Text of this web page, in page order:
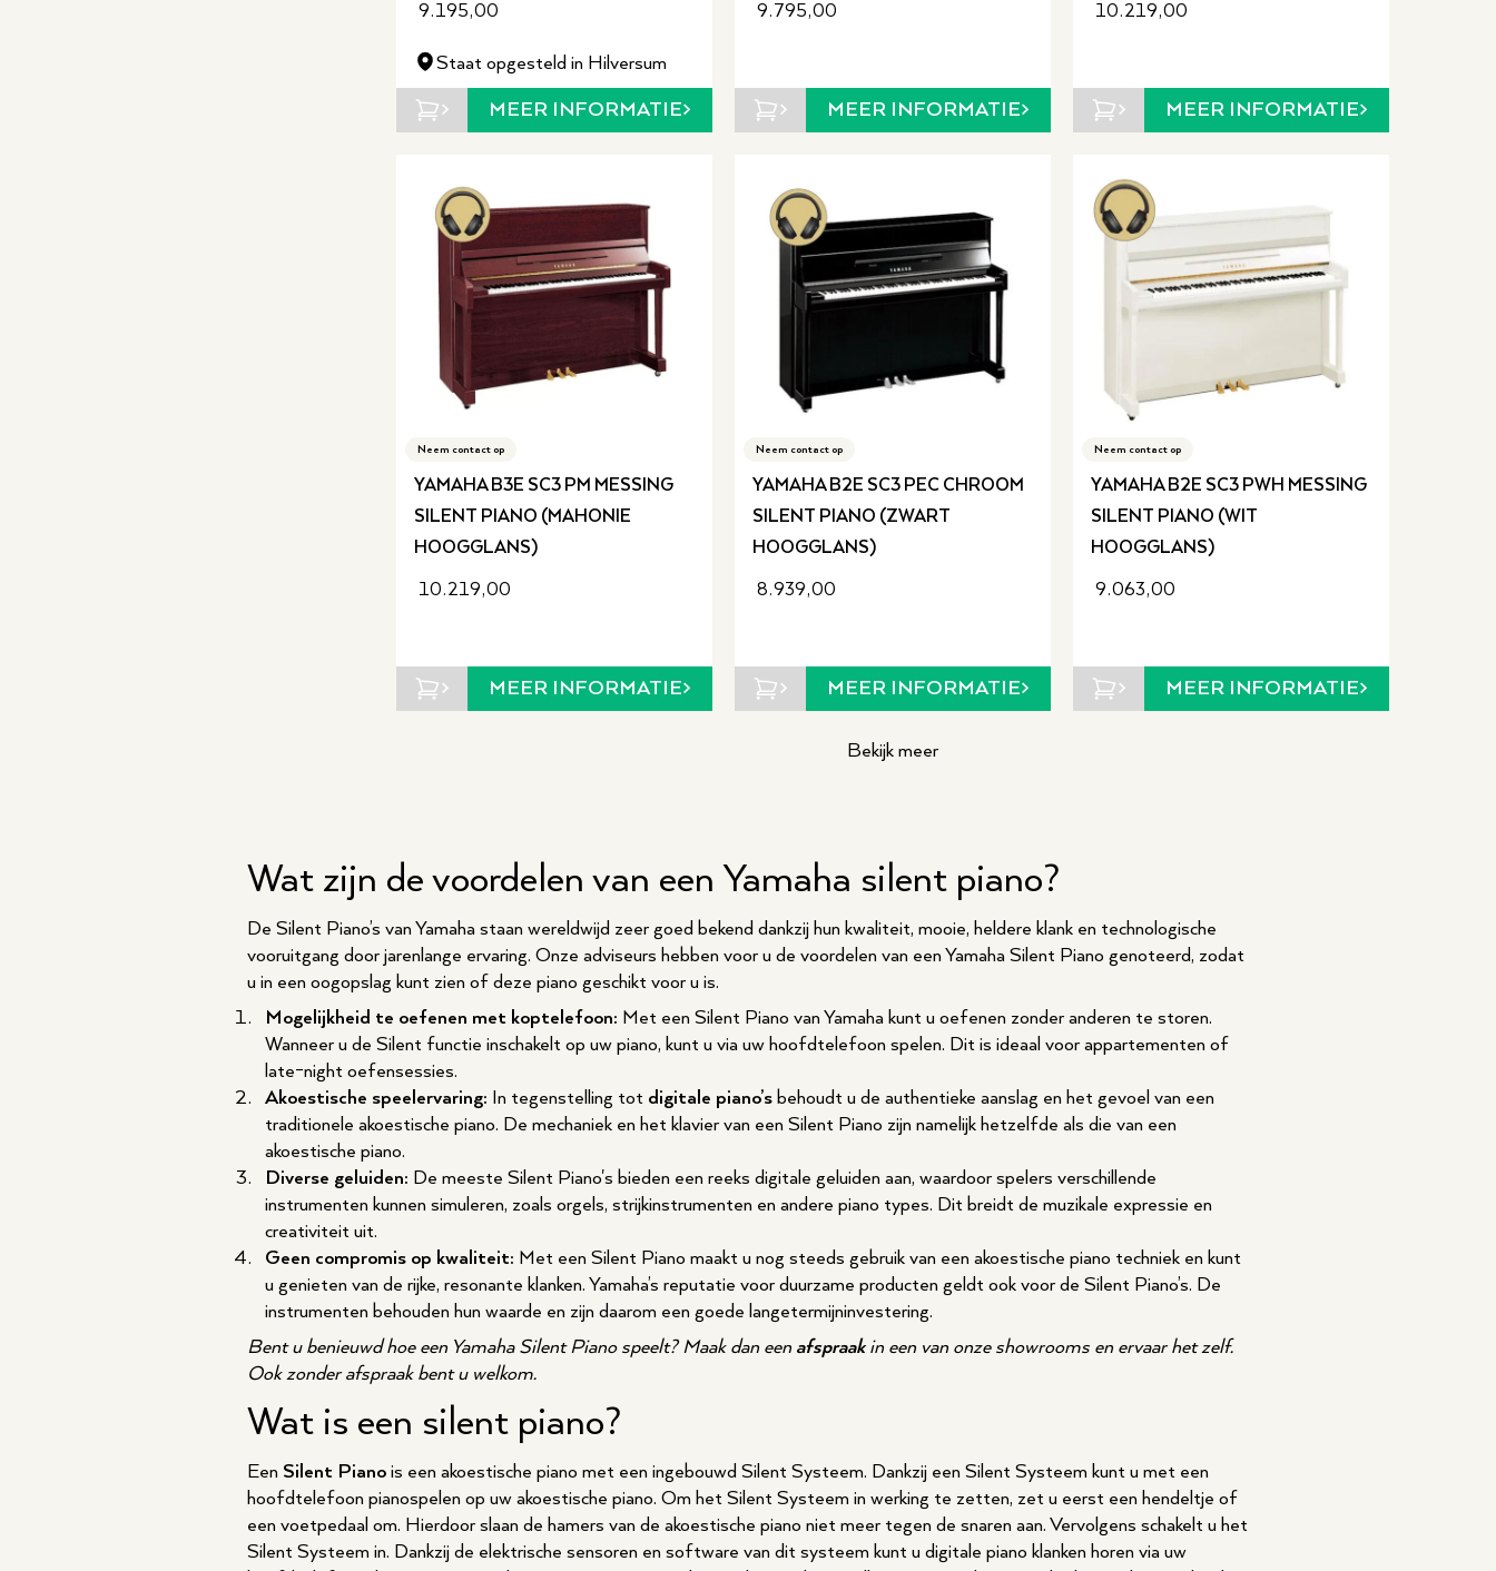
9.195,00
Staat opgesteld in Hilversum
MEER INFORMATIE
9.795,00
MEER INFORMATIE
10.219,00
MEER INFORMATIE
Neem contact op
YAMAHA B3E SC3 PM MESSING
SILENT PIANO (MAHONIE
HOOGGLANS)
10.219,00
MEER INFORMATIE
Neem contact op
YAMAHA B2E SC3 PEC CHROOM
SILENT PIANO (ZWART
HOOGGLANS)
8.939,00
MEER INFORMATIE
Neem contact op
YAMAHA B2E SC3 PWH MESSING
SILENT PIANO (WIT
HOOGGLANS)
9.063,00
MEER INFORMATIE
Bekijk meer
Wat zijn de voordelen van een Yamaha silent piano?
De Silent Piano’s van Yamaha staan wereldwijd zeer goed bekend dankzij hun kwaliteit, mooie, heldere klank en technologische
vooruitgang door jarenlange ervaring. Onze adviseurs hebben voor u de voordelen van een Yamaha Silent Piano genoteerd, zodat
u in een oogopslag kunt zien of deze piano geschikt voor u is.
Mogelijkheid te oefenen met koptelefoon: Met een Silent Piano van Yamaha kunt u oefenen zonder anderen te storen.
Wanneer u de Silent functie inschakelt op uw piano, kunt u via uw hoofdtelefoon spelen. Dit is ideaal voor appartementen of
late-night oefensessies.
Akoestische speelervaring: In tegenstelling tot digitale piano’s behoudt u de authentieke aanslag en het gevoel van een
traditionele akoestische piano. De mechaniek en het klavier van een Silent Piano zijn namelijk hetzelfde als die van een
akoestische piano.
Diverse geluiden: De meeste Silent Piano's bieden een reeks digitale geluiden aan, waardoor spelers verschillende
instrumenten kunnen simuleren, zoals orgels, strijkinstrumenten en andere piano types. Dit breidt de muzikale expressie en
creativiteit uit.
Geen compromis op kwaliteit: Met een Silent Piano maakt u nog steeds gebruik van een akoestische piano techniek en kunt
u genieten van de rijke, resonante klanken. Yamaha’s reputatie voor duurzame producten geldt ook voor de Silent Piano’s. De
instrumenten behouden hun waarde en zijn daarom een goede langetermijninvestering.
Bent u benieuwd hoe een Yamaha Silent Piano speelt? Maak dan een afspraakin een van onze showrooms en ervaar het zelf.
Ook zonder afspraak bent u welkom.
Wat is een silent piano?
Een Silent Piano is een akoestische piano met een ingebouwd Silent Systeem. Dankzij een Silent Systeem kunt u met een
hoofdtelefoon pianospelen op uw akoestische piano. Om het Silent Systeem in werking te zetten, zet u eerst een hendeltje of
een voetpedaal om. Hierdoor slaan de hamers van de akoestische piano niet meer tegen de snaren aan. Vervolgens schakelt u het
Silent Systeem in. Dankzij de elektrische sensoren en software van dit systeem kunt u digitale piano klanken horen via uw